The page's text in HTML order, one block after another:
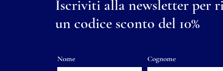
Iscriviti alla newsletter per
un codice sconto del 10%
Nome Cognome